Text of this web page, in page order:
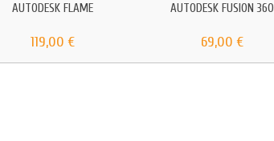
AUTODESK FLAME
119,00 €
AUTODESK FUSION 360
69,00 €